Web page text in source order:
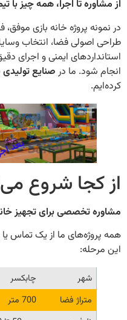
تا اجرا، همه چیز با تیم
پروژه خانه بازی موفق، فقط
فضا، انتخاب وسایل
ایمنی و اجرای دقیق،
ما درصنایع تولیدی ساحل،
شروع
تخصصی برای تجهیز خانه بازی
ما از یک تماس یا جلسه
متراژ فضا
700 متر